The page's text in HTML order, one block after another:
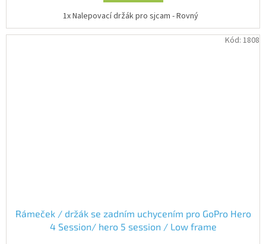
1x Nalepovací držák pro sjcam - Rovný
Rámeček / držák se zadním uchycením pro GoPro Hero
4 Session/ hero 5 session / Low frame
Kód: 1808